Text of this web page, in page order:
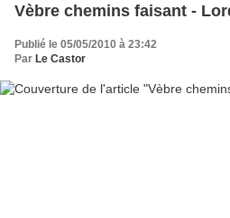
Vèbre chemins faisant -
Publié le 05/05/2010 à 23:42
Par Le Castor